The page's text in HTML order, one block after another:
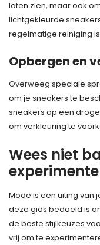
laten zien, maar ook
lichtgekleurde
regelmatige reiniging
Opbergen en
Overweeg speciale
om je sneakers te
sneakers op een
om verkleuring te
Wees niet
Mode is een uiting van
deze gids bedoeld is
de beste stijlkeuzes
vrij om te